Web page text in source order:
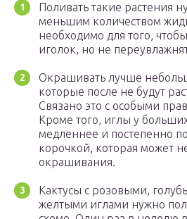
Поливать такие растения
меньшим количеством
необходимо для того,
иголок, но не
Окрашивать лучше
которые после не будут
Связано это с особыми
Кроме того, иглы у
медленнее и постепенно
корочкой, которая может
окрашивания.
Кактусы с розовыми,
желтыми иглами нужно